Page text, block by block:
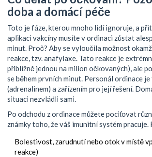
doba a domácí péče
Toto je fáze, kterou mnoho lidí ignoruje, a
aplikaci vakcíny musíte v ordinaci zůstat
minut. Proč? Aby se vyloučila možnost
reakce, tzv. anafylaxe. Tato reakce je
přibližně jednou na milion očkovaných), ale
se během prvních minut. Personál ordinace
(adrenalinem) a zařízením pro její řešení.
situaci nezvládli sami.
Po odchodu z ordinace můžete pociťovat
známky toho, že váš imunitní systém pracuje.
Bolestivost, zarudnutí nebo otok v místě
reakce)